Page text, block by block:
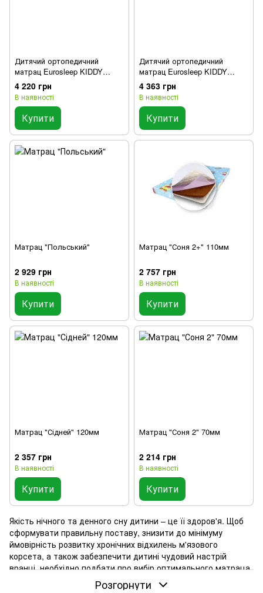
Дитячий ортопедичний
матрац Eurosleep KIDDY
MEGA MEMORY-COCOS
4 220 грн
В наявності
Купити
Дитячий ортопедичний
матрац Eurosleep KIDDY
MEGA LATEX-COCOS
4 363 грн
В наявності
Купити
Матрац "Польський"
2 929 грн
В наявності
Купити
Матрац "Соня 2+" 110мм
2 757 грн
В наявності
Купити
Матрац "Сідней" 120мм
2 357 грн
В наявності
Купити
Матрац "Соня 2" 70мм
2 214 грн
В наявності
Купити
Якість нічного та денного сну дитини – це її здоров'я. Щоб
сформувати правильну поставу, знизити до мінімуму
ймовірність розвитку хронічних відхилень м'язового
корсета, а також забезпечити дитині чудовий настрій
вранці, необхідно подбати про вибір оптимального матраца.
Сьогодні така продукція представлена ​​різноманітним
Розгорнути